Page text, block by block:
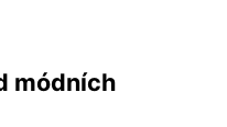
módních